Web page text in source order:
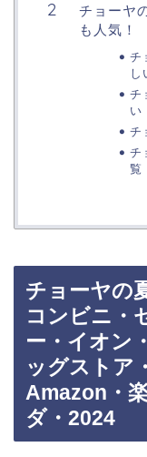
チョーヤ
も人気！
チ
し
チ
い
チ
チ
覧
チョーヤの
コンビニ・
ー・イオン
ッグストア
Amazon・
ダ・2024